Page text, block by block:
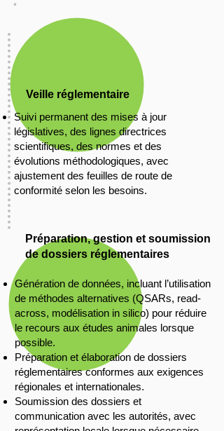
Veille réglementaire
Suivi permanent des mises à jour
législatives, des lignes directrices
scientifiques, des normes et des
évolutions méthodologiques, avec
ajustement des feuilles de route de
conformité selon les besoins.
Préparation, gestion et soumission
de dossiers réglementaires
Génération de données, incluant l’utilisation
de méthodes alternatives (QSARs, read-
across, modélisation in silico) pour réduire
le recours aux études animales lorsque
possible.
Préparation et élaboration de dossiers
réglementaires conformes aux exigences
régionales et internationales.
Soumission des dossiers et
communication avec les autorités, avec